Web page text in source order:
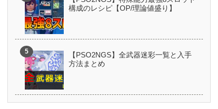
構成のレシピ【OP/理論値盛り】
【PSO2NGS】全武器迷彩一覧と入手
方法まとめ